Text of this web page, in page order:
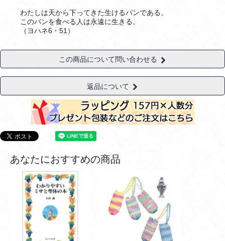
わたしは天から下ってきた生けるパンである。
このパンを食べる人は永遠に生きる。
（ヨハネ6・51）
この商品について問い合わせる
返品について
あなたにおすすめの商品